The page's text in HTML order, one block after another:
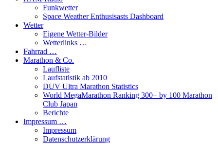
Funkwetter
Space Weather Enthusisasts Dashboard
Wetter
Eigene Wetter-Bilder
Wetterlinks …
Fahrrad …
Marathon & Co.
Laufliste
Laufstatistik ab 2010
DUV Ultra Marathon Statistics
World MegaMarathon Ranking 300+ by 100 Marathon
Club Japan
Berichte
Impressum …
Impressum
Datenschutzerklärung